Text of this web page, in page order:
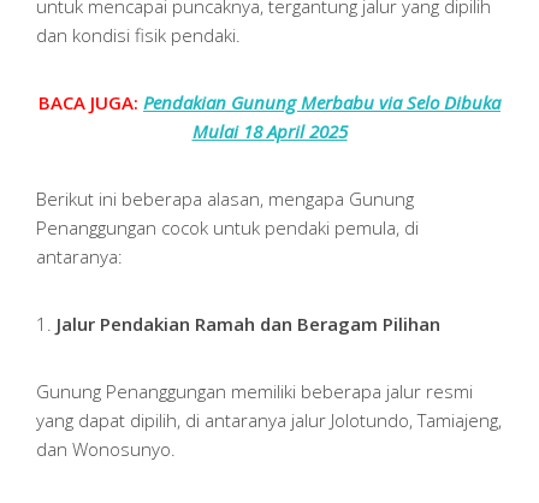
untuk mencapai puncaknya, tergantung jalur yang dipilih
dan kondisi fisik pendaki.
BACA JUGA: Pendakian Gunung Merbabu via Selo Dibuka
Mulai 18 April 2025
Berikut ini beberapa alasan, mengapa Gunung
Penanggungan cocok untuk pendaki pemula, di
antaranya:
1. Jalur Pendakian Ramah dan Beragam Pilihan
Gunung Penanggungan memiliki beberapa jalur resmi
yang dapat dipilih, di antaranya jalur Jolotundo, Tamiajeng,
dan Wonosunyo.